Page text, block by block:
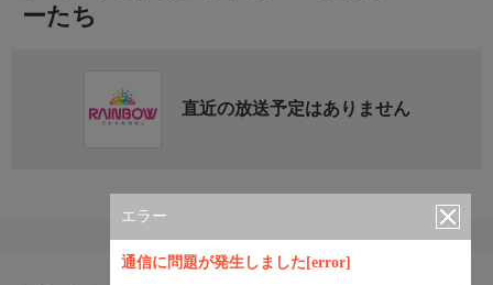
エラー
通信に問題が発生しました[error]
ーたち
直近の放送予定はありません